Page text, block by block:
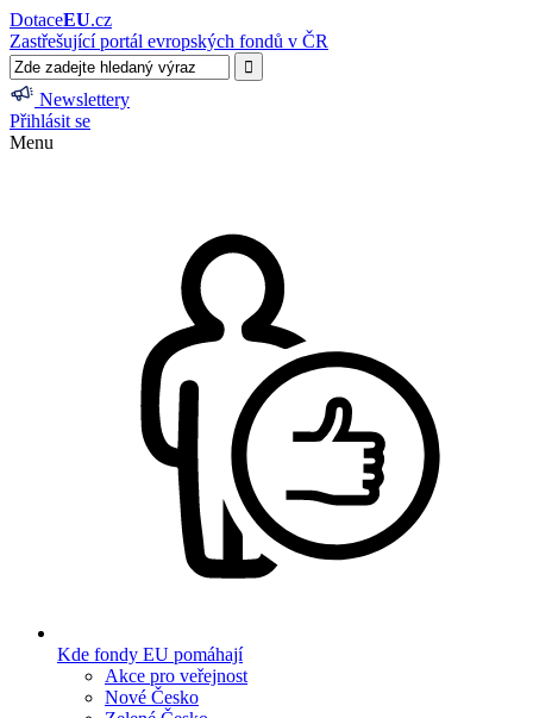
DotaceEU.cz
Zastřešující portál evropských fondů v ČR
Newslettery
Přihlásit se
Menu
Kde fondy EU pomáhají
Akce pro veřejnost
Nové Česko